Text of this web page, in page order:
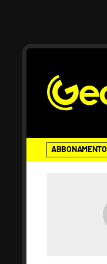
ABBONAMENTO